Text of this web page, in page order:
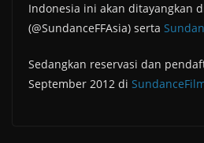
Indonesia ini akan ditayangkan
(@SundanceFFAsia) serta
Sedangkan reservasi dan
September 2012 di